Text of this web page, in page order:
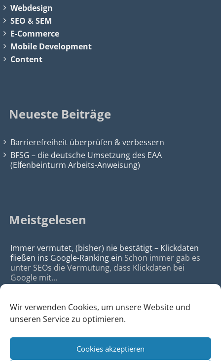
Wir verwenden Cookies, um unsere Website und
unseren Service zu optimieren.
Cookies akzeptieren
Webdesign
SEO &SEM
E-Commerce
Mobile Development
Content
Neueste Beiträge
Barrierefreiheit überprüfen & verbessern
BFSG – die deutsche Umsetzung des EAA
(Elfenbeinturm Arbeits-Anweisung)
Meistgelesen
Immer vermutet, (bisher) nie bestätigt – Klickdaten
fließen ins Google-Ranking ein Schon immer gab es
unter SEOs die Vermutung, dass Klickdaten bei
Google mit...